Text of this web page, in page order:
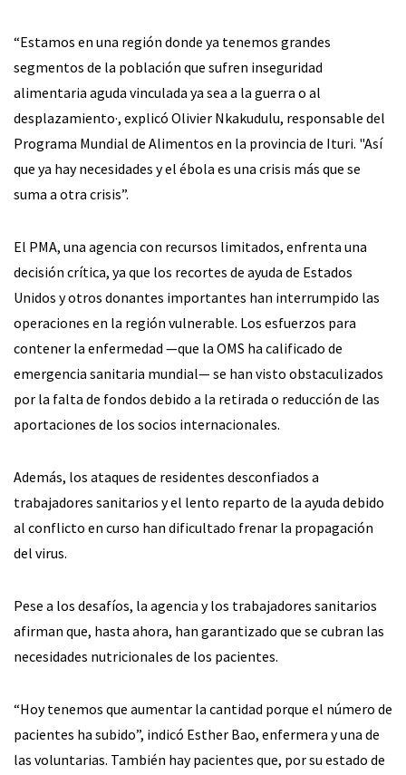
“Estamos en una región donde ya tenemos grandes
segmentos de la población que sufren inseguridad
alimentaria aguda vinculada ya sea a la guerra o al
desplazamiento·, explicó Olivier Nkakudulu, responsable del
Programa Mundial de Alimentos en la provincia de Ituri. "Así
que ya hay necesidades y el ébola es una crisis más que se
suma a otra crisis”.
El PMA, una agencia con recursos limitados, enfrenta una
decisión crítica, ya que los recortes de ayuda de Estados
Unidos y otros donantes importantes han interrumpido las
operaciones en la región vulnerable. Los esfuerzos para
contener la enfermedad —que la OMS ha calificado de
emergencia sanitaria mundial— se han visto obstaculizados
por la falta de fondos debido a la retirada o reducción de las
aportaciones de los socios internacionales.
Además, los ataques de residentes desconfiados a
trabajadores sanitarios y el lento reparto de la ayuda debido
al conflicto en curso han dificultado frenar la propagación
del virus.
Pese a los desafíos, la agencia y los trabajadores sanitarios
afirman que, hasta ahora, han garantizado que se cubran las
necesidades nutricionales de los pacientes.
“Hoy tenemos que aumentar la cantidad porque el número de
pacientes ha subido”, indicó Esther Bao, enfermera y una de
las voluntarias. También hay pacientes que, por su estado de